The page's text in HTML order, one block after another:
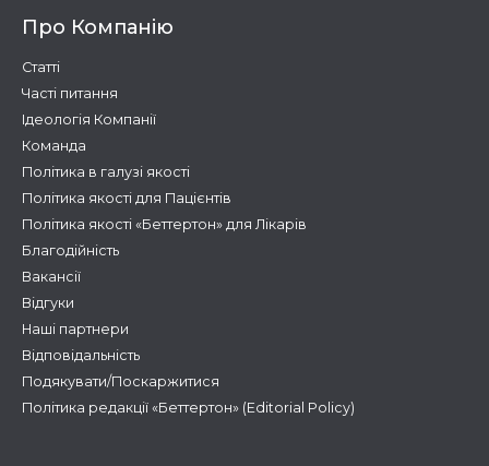
Про Компанію
Статті
Часті питання
Ідеологія Компанії
Команда
Політика в галузі якості
Політика якості для Пацієнтів
Політика якості «Беттертон» для Лікарів
Благодійність
Вакансії
Відгуки
Наші партнери
Відповідальність
Подякувати/Поскаржитися
Політика редакції «Беттертон» (Editorial Policy)